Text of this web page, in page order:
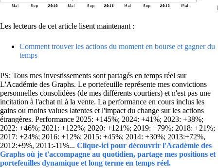
Les lecteurs de cet article lisent maintenant :
Comment trouver les actions du moment en bourse et gagner du
temps
PS: Tous mes investissements sont partagés en temps réel sur
L'Académie des Graphs. Le portefeuille représente mes convictions
personnelles consolidées (de mes différents courtiers) et n'est pas une
incitation à l'achat ni à la vente. La performance en cours inclus les
gains ou moins values latentes et l'impact du change sur les actions
étrangères. Performance 2025: +145%; 2024: +41%; 2023: +38%;
2022: +46%; 2021: +122%; 2020: +121%; 2019: +79%; 2018: +21%;
2017: +24%; 2016: +12%; 2015: +45%; 2014: +30%; 2013:+72%,
2012:+9%, 2011:-11%... Clique-ici pour découvrir l'Académie des
Graphs où je t'accompagne au quotidien, partage mes positions et
portefeuilles dynamique et long terme en temps réel.